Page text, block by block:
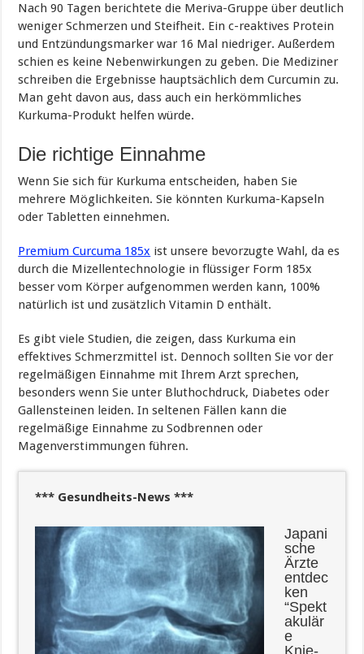
Nach 90 Tagen berichtete die Meriva-Gruppe über deutlich
weniger Schmerzen und Steifheit. Ein c-reaktives Protein
und Entzündungsmarker war 16 Mal niedriger. Außerdem
schien es keine Nebenwirkungen zu geben. Die Mediziner
schreiben die Ergebnisse hauptsächlich dem Curcumin zu.
Man geht davon aus, dass auch ein herkömmliches
Kurkuma-Produkt helfen würde.
Die richtige Einnahme
Wenn Sie sich für Kurkuma entscheiden, haben Sie
mehrere Möglichkeiten. Sie könnten Kurkuma-Kapseln
oder Tabletten einnehmen.
Premium Curcuma 185x ist unsere bevorzugte Wahl, da es
durch die Mizellentechnologie in flüssiger Form 185x
besser vom Körper aufgenommen werden kann, 100%
natürlich ist und zusätzlich Vitamin D enthält.
Es gibt viele Studien, die zeigen, dass Kurkuma ein
effektives Schmerzmittel ist. Dennoch sollten Sie vor der
regelmäßigen Einnahme mit Ihrem Arzt sprechen,
besonders wenn Sie unter Bluthochdruck, Diabetes oder
Gallensteinen leiden. In seltenen Fällen kann die
regelmäßige Einnahme zu Sodbrennen oder
Magenverstimmungen führen.
*** Gesundheits-News ***
Japani
sche
Ärzte
entdec
ken
“Spekt
akulär
e